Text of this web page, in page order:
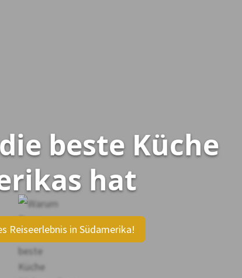
beste Küche
hat
Reiseerlebnis in Südamerika!